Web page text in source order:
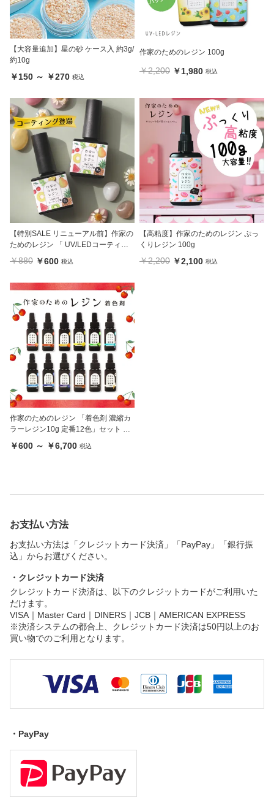
【大容量追加】星の砂 ケース入 約3g/
約10g
￥150 ～ ￥270 税込
作家のためのレジン 100g
￥2,200 ￥1,980 税込
【特別SALE リニューアル前】作家の
ためのレジン 「 UV/LEDコーティン
グ液 8g 」1本
￥880 ￥600 税込
【高粘度】作家のためのレジン ぷっ
くりレジン 100g
￥2,200 ￥2,100 税込
作家のためのレジン 「着色剤 濃縮カ
ラーレジン10g 定番12色」セット 及
び単品
￥600 ～ ￥6,700 税込
お支払い方法
お支払い方法は「クレジットカード決済」「PayPay」「銀行振
込」からお選びください。
・クレジットカード決済
クレジットカード決済は、以下のクレジットカードがご利用いた
だけます。
VISA｜Master Card｜DINERS｜JCB｜AMERICAN EXPRESS
※決済システムの都合上、クレジットカード決済は50円以上のお
買い物でのご利用となります。
・PayPay